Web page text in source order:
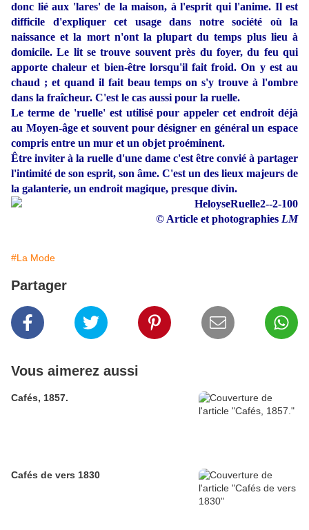
donc lié aux 'lares' de la maison, à l'esprit qui l'anime. Il est
difficile d'expliquer cet usage dans notre société où la
naissance et la mort n'ont la plupart du temps plus lieu à
domicile. Le lit se trouve souvent près du foyer, du feu qui
apporte chaleur et bien-être lorsqu'il fait froid. On y est au
chaud ; et quand il fait beau temps on s'y trouve à l'ombre
dans la fraîcheur. C'est le cas aussi pour la ruelle.
Le terme de 'ruelle' est utilisé pour appeler cet endroit déjà
au Moyen-âge et souvent pour désigner en général un espace
compris entre un mur et un objet proéminent.
Être inviter à la ruelle d'une dame c'est être convié à partager
l'intimité de son esprit, son âme. C'est un des lieux majeurs de
la galanterie, un endroit magique, presque divin.
© Article et photographies LM
#La Mode
Partager
Vous aimerez aussi
Cafés, 1857.
Cafés de vers 1830